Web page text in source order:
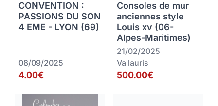
CONVENTION :
PASSIONS DU SON
4 EME - LYON (69)
08/09/2025
4.00€
Consoles de mur
anciennes style
Louis xv (06-
Alpes-Maritimes)
21/02/2025
Vallauris
500.00€